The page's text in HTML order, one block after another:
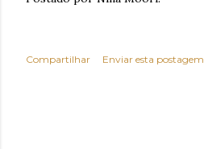
Compartilhar Enviar esta postagem